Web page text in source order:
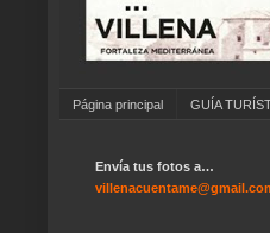
Página principal GUÍA
Envía tus fotos a…